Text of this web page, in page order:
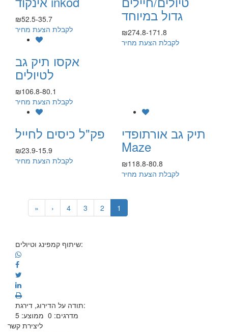
גדול במיוחד
₪274.8-171.8
לקבלת הצעת מחיר
₪52.5-35.7
לקבלת הצעת מחיר
אקסו תיק גב
לטיולים
₪106.8-80.1
לקבלת הצעת מחיר
תיק גב אורתופדי
Maze
₪118.8-80.8
לקבלת הצעת מחיר
פק"ל כיסים לחייל
₪23.9-15.9
לקבלת הצעת מחיר
1
2
3
4
›
»
שיתוף קמפינג וטיולים:
תודה על הדירוג, דירגת:
מדרגים: 0 ממוצע: 5
ליצירת קשר